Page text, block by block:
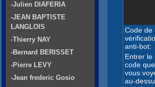
Code de
anti-bot:
Entrer le
code que
vous
au-
-Julien DIAFERIA
-JEAN BAPTISTE
LANGLOIS
-Thierry NAY
-Bernard BERISSET
-Pierre LEVY
-Jean frederic Gosio